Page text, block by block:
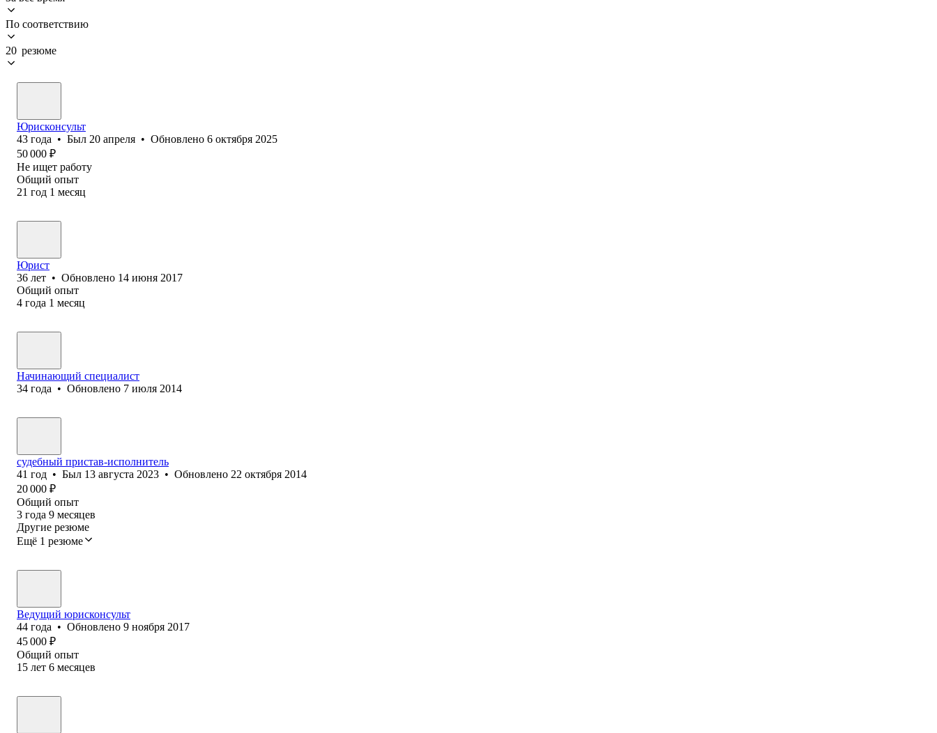
По соответствию
20 резюме
Юрисконсульт
43 года • Был 20 апреля • Обновлено 6 октября 2025
50 000 ₽
Не ищет работу
Общий опыт
21 год 1 месяц
Юрист
36 лет • Обновлено 14 июня 2017
Общий опыт
4 года 1 месяц
Начинающий специалист
34 года • Обновлено 7 июля 2014
судебный пристав-исполнитель
41 год • Был 13 августа 2023 • Обновлено 22 октября 2014
20 000 ₽
Общий опыт
3 года 9 месяцев
Другие резюме
Ещё 1 резюме
Ведущий юрисконсульт
44 года • Обновлено 9 ноября 2017
45 000 ₽
Общий опыт
15 лет 6 месяцев